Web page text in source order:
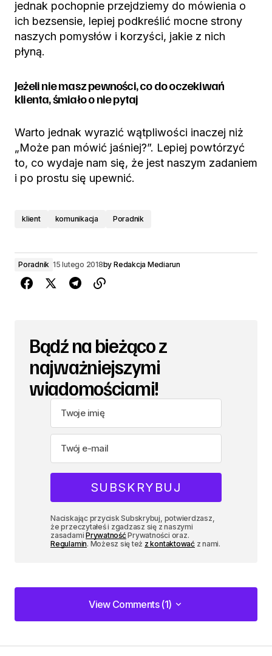
jednak pochopnie przejdziemy do mówienia o
ich bezsensie, lepiej podkreślić mocne strony
naszych pomysłów i korzyści, jakie z nich
płyną.
Jeżeli nie masz pewności, co do oczekiwań
klienta, śmiało o nie pytaj
Warto jednak wyrazić wątpliwości inaczej niż
„Może pan mówić jaśniej?”. Lepiej powtórzyć
to, co wydaje nam się, że jest naszym zadaniem
i po prostu się upewnić.
klient komunikacja Poradnik
Poradnik 15 lutego 2018by Redakcja Mediarun
Bądź na bieżąco z
najważniejszymi
wiadomościami!
Naciskając przycisk Subskrybuj, potwierdzasz,
że przeczytałeś i zgadzasz się z naszymi
zasadamiPrywatnośćPrywatności oraz.
Regulamin. Możesz się też z kontaktowaćz nami.
View Comments (1)
View Comments (1)